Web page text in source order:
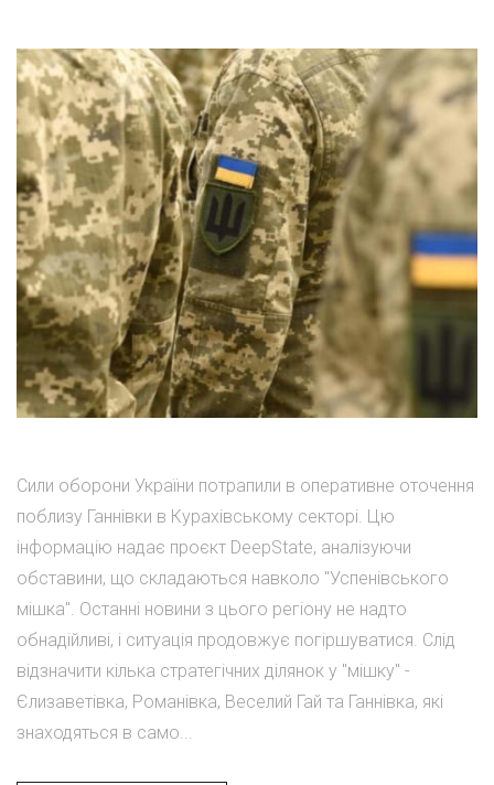
Сили оборони України потрапили в оперативне оточення
поблизу Ганнівки в Курахівському секторі. Цю
інформацію надає проєкт DeepState, аналізуючи
обставини, що складаються навколо "Успенівського
мішка". Останні новини з цього регіону не надто
обнадійливі, і ситуація продовжує погіршуватися. Слід
відзначити кілька стратегічних ділянок у "мішку" -
Єлизаветівка, Романівка, Веселий Гай та Ганнівка, які
знаходяться в само...